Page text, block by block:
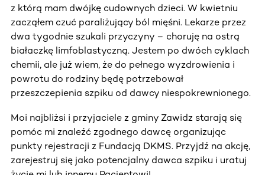
z którą mam dwójkę cudownych dzieci. W kwietniu
zacząłem czuć paraliżujący ból mięśni. Lekarze przez
dwa tygodnie szukali przyczyny – choruję na ostrą
białaczkę limfoblastyczną. Jestem po dwóch cyklach
chemii, ale już wiem, że do pełnego wyzdrowienia i
powrotu do rodziny będę potrzebował
przeszczepienia szpiku od dawcy niespokrewnionego.
Moi najbliżsi i przyjaciele z gminy Zawidz starają się
pomóc mi znaleźć zgodnego dawcę organizując
punkty rejestracji z Fundacją DKMS. Przyjdź na akcję,
zarejestruj się jako potencjalny dawca szpiku i uratuj